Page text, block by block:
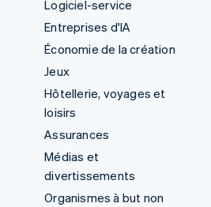
Logiciel-service
Entreprises d'IA
Économie de la création
Jeux
Hôtellerie, voyages et
loisirs
Assurances
Médias et
divertissements
Organismes à but non